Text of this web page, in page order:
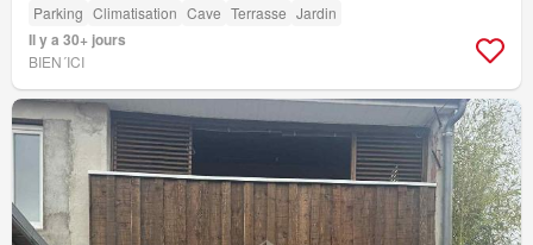
Parking Climatisation Cave Terrasse Jardin
Il y a 30+ jours
BIEN´ICI